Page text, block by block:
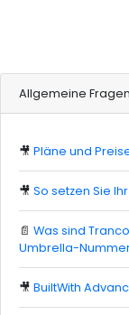
Allgemeine Fragen
🎥Pläne und
🎥So setzen Sie
📄Was sind
Umbrella-
🎥BuiltWith